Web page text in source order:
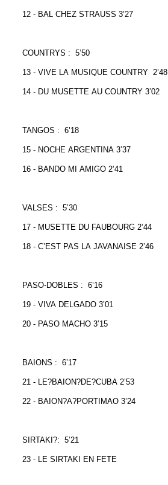
12 - BAL CHEZ STRAUSS 3’27
COUNTRYS : 5’50
13 - VIVE LA MUSIQUE COUNTRY 2’48
14 - DU MUSETTE AU COUNTRY 3’02
TANGOS : 6’18
15 - NOCHE ARGENTINA 3’37
16 - BANDO MI AMIGO 2’41
VALSES : 5’30
17 - MUSETTE DU FAUBOURG 2’44
18 - C’EST PAS LA JAVANAISE 2’46
PASO-DOBLES : 6’16
19 - VIVA DELGADO 3’01
20 - PASO MACHO 3’15
BAIONS : 6’17
21 - LE?BAION?DE?CUBA 2’53
22 - BAION?A?PORTIMAO 3’24
SIRTAKI?: 5’21
23 - LE SIRTAKI EN FETE